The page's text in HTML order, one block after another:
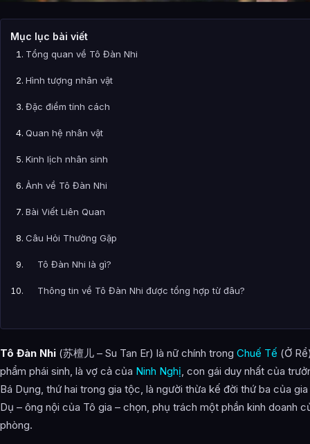
Mục lục bài viết
Tổng quan về Tô Đàn Nhi
Hình tượng nhân vật
Đặc điểm tính cách
Quan hệ nhân vật
Kinh lịch nhân sinh
Ảnh về Tô Đàn Nhi
Bài Viết Liên Quan
Câu Hỏi Thường Gặp
Tô Đàn Nhi là gì?
Thông tin về Tô Đàn Nhi được tổng hợp từ đâu?
Tô Đàn Nhi (苏檀儿 – Su Tan Er) là nữ chính trong Chuế Tế (Ở
phẩm phái sinh, là vợ cả của Ninh Nghị, con gái duy nhất của
Bá Dụng, thứ hai trong gia tộc, là người thừa kế đời thứ ba của
Dụ – ông nội của Tô gia – chọn, phụ trách một phần kinh doanh
phòng.